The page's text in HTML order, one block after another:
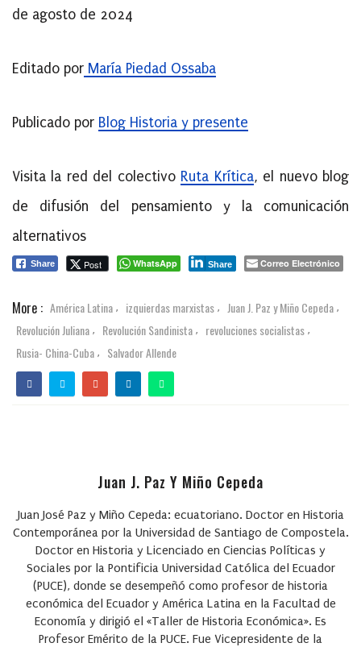
de agosto de 2024
Editado por María Piedad Ossaba
Publicado por Blog Historia y presente
Visita la red del colectivo Ruta Krítica, el nuevo blog
de difusión del pensamiento y la comunicación
alternativos
Share Post WhatsApp Share Correo Electrónico
More : América Latina , izquierdas marxistas , Juan J. Paz y Miño Cepeda ,
Revolución Juliana , Revolución Sandinista , revoluciones socialistas ,
Rusia- China-Cuba , Salvador Allende
Juan J. Paz Y Miño Cepeda
Juan José Paz y Miño Cepeda: ecuatoriano. Doctor en Historia
Contemporánea por la Universidad de Santiago de Compostela.
Doctor en Historia y Licenciado en Ciencias Políticas y
Sociales por la Pontificia Universidad Católica del Ecuador
(PUCE), donde se desempeñó como profesor de historia
económica del Ecuador y América Latina en la Facultad de
Economía y dirigió el «Taller de Historia Económica». Es
Profesor Emérito de la PUCE. Fue Vicepresidente de la